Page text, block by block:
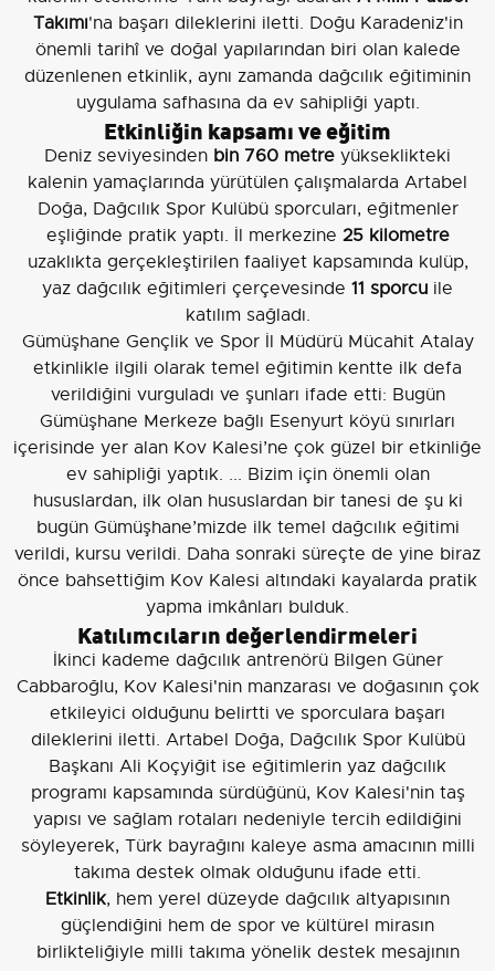
Takımı'na başarı dileklerini iletti. Doğu Karadeniz'in
önemli tarihî ve doğal yapılarından biri olan kalede
düzenlenen etkinlik, aynı zamanda dağcılık eğitiminin
uygulama safhasına da ev sahipliği yaptı.
Etkinliğin kapsamı ve eğitim
Deniz seviyesinden bin 760 metre yükseklikteki
kalenin yamaçlarında yürütülen çalışmalarda Artabel
Doğa, Dağcılık Spor Kulübü sporcuları, eğitmenler
eşliğinde pratik yaptı. İl merkezine 25 kilometre
uzaklıkta gerçekleştirilen faaliyet kapsamında kulüp,
yaz dağcılık eğitimleri çerçevesinde 11 sporcu ile
katılım sağladı.
Gümüşhane Gençlik ve Spor İl Müdürü Mücahit Atalay
etkinlikle ilgili olarak temel eğitimin kentte ilk defa
verildiğini vurguladı ve şunları ifade etti: Bugün
Gümüşhane Merkeze bağlı Esenyurt köyü sınırları
içerisinde yer alan Kov Kalesi’ne çok güzel bir etkinliğe
ev sahipliği yaptık. ... Bizim için önemli olan
hususlardan, ilk olan hususlardan bir tanesi de şu ki
bugün Gümüşhane’mizde ilk temel dağcılık eğitimi
verildi, kursu verildi. Daha sonraki süreçte de yine biraz
önce bahsettiğim Kov Kalesi altındaki kayalarda pratik
yapma imkânları bulduk.
Katılımcıların değerlendirmeleri
İkinci kademe dağcılık antrenörü Bilgen Güner
Cabbaroğlu, Kov Kalesi'nin manzarası ve doğasının çok
etkileyici olduğunu belirtti ve sporculara başarı
dileklerini iletti. Artabel Doğa, Dağcılık Spor Kulübü
Başkanı Ali Koçyiğit ise eğitimlerin yaz dağcılık
programı kapsamında sürdüğünü, Kov Kalesi'nin taş
yapısı ve sağlam rotaları nedeniyle tercih edildiğini
söyleyerek, Türk bayrağını kaleye asma amacının milli
takıma destek olmak olduğunu ifade etti.
Etkinlik, hem yerel düzeyde dağcılık altyapısının
güçlendiğini hem de spor ve kültürel mirasın
birlikteliğiyle milli takıma yönelik destek mesajının